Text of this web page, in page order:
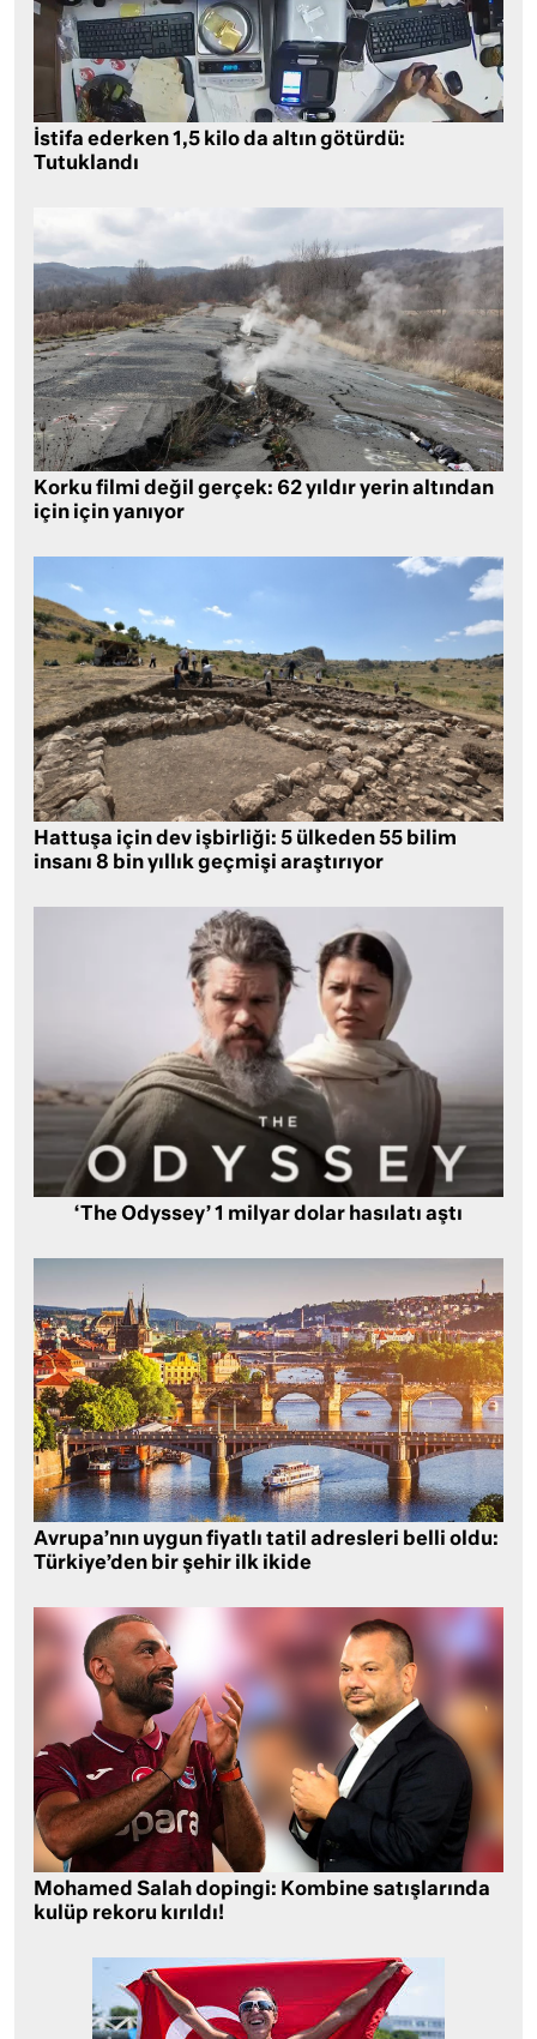
İstifa ederken 1,5 kilo da altın götürdü:
Tutuklandı
Korku filmi değil gerçek: 62 yıldır yerin altından
için için yanıyor
Hattuşa için dev işbirliği: 5 ülkeden 55 bilim
insanı 8 bin yıllık geçmişi araştırıyor
‘The Odyssey’ 1 milyar dolar hasılatı aştı
Avrupa’nın uygun fiyatlı tatil adresleri belli oldu:
Türkiye’den bir şehir ilk ikide
Mohamed Salah dopingi: Kombine satışlarında
kulüp rekoru kırıldı!